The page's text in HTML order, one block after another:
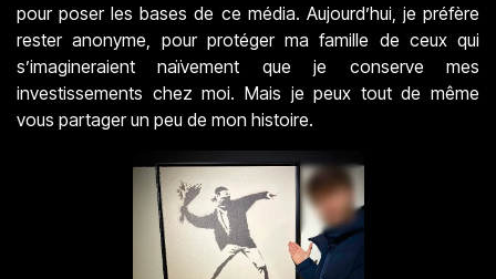
pour poser les bases de ce média. Aujourd’hui, je préfère
rester anonyme, pour protéger ma famille de ceux qui
s’imagineraient naïvement que je conserve mes
investissements chez moi. Mais je peux tout de même
vous partager un peu de mon histoire.